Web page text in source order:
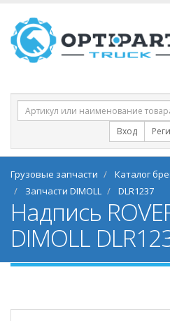
Вход
Грузовые запчасти Каталог
Запчасти DIMOLL
DLR1237
Надпись
DIMOLL